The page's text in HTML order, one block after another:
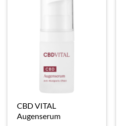
CBD VITAL
Augenserum